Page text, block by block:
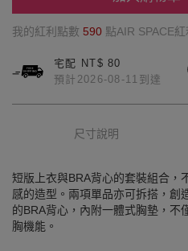
我的紅利點數 590 點AIR SPACE
宅配 NT$ 80
預計2026-08-11到達
尺寸說明
短版上衣與BRA背心的套裝組合，
感的造型。兩項單品亦可拆搭，創
的BRA背心，內附一體式胸墊，不
胸機能。